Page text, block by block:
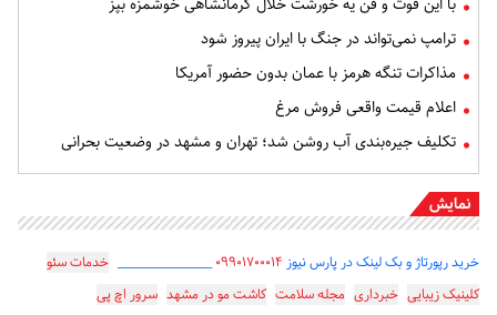
ترامپ نمی‌تواند در جنگ با ایران پیروز شود
مذاکرات تنگه هرمز با عمان بدون حضور آمریکا
اعلام قیمت واقعی فروش مرغ
تکلیف جیره‌بندی آب روشن شد؛ تهران و مشهد در وضعیت بحرانی
نمایش
خرید رپورتاژ و بک لینک در پارس نیوز ۰۹۹۰۱۷۰۰۰۱۴_________________ خدمات سئو
کلینیک زیبایی خبرداری مجله سلامت کاشت مو در مشهد سرور اچ پی